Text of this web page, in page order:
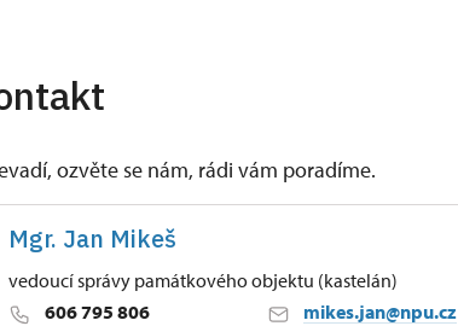
ozvěte se nám, rádi vám poradíme.
Mgr. Jan Mikeš
vedoucí správy památkového objektu (kastelán)
606 795 806
mikes.jan@npu.cz